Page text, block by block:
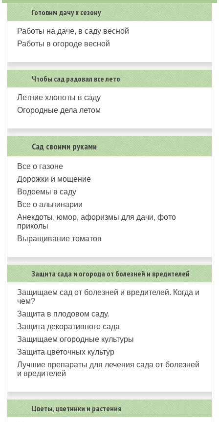
Готовим дачу к сезону
Работы на даче, в саду весной
Работы в огороде весной
Чтобы сад радовал все лето
Летние хлопоты в саду
Огородные дела летом
Сад своими руками
Все о газоне
Дорожки и мощение
Водоемы в саду
Все о альпинарии
Анекдоты, юмор, афоризмы для дачи, фото
приколы
Выращивание томатов
Защита сада и огорода от болезней и вредителей
Защищаем сад от болезней и вредителей. Когда и
чем?
Защита в плодовом саду.
Защита декоративного сада
Защищаем огородные культуры
Защита цветочных культур
Лучшие препараты для лечения сада от болезней
и вредителей
Цветы, цветники и растения